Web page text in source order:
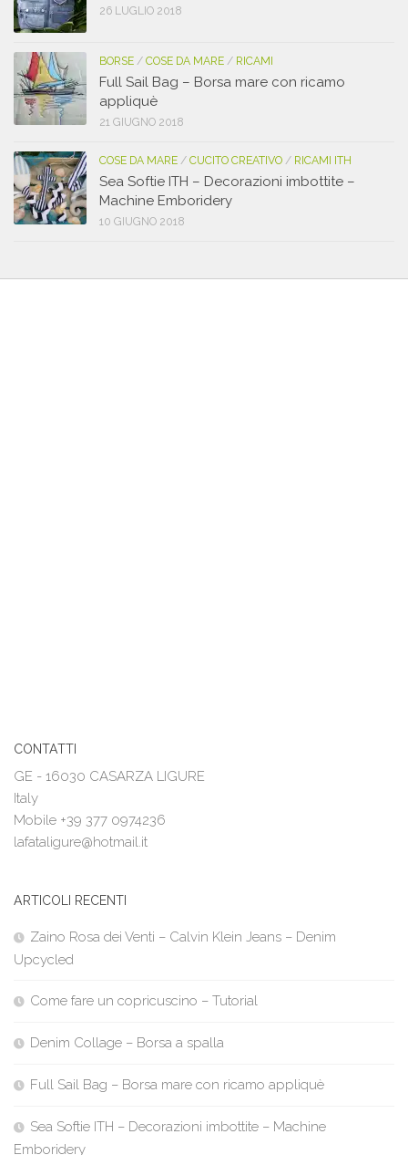
26 LUGLIO 2018
BORSE / COSE DA MARE / RICAMI
Full Sail Bag – Borsa mare con ricamo
appliquè
21 GIUGNO 2018
COSE DA MARE / CUCITO CREATIVO / RICAMI ITH
Sea Softie ITH – Decorazioni imbottite –
Machine Emboridery
10 GIUGNO 2018
CONTATTI
GE - 16030 CASARZA LIGURE
Italy
Mobile +39 377 0974236
lafataligure@hotmail.it
ARTICOLI RECENTI
Zaino Rosa dei Venti – Calvin Klein Jeans – Denim
Upcycled
Come fare un copricuscino – Tutorial
Denim Collage – Borsa a spalla
Full Sail Bag – Borsa mare con ricamo appliquè
Sea Softie ITH – Decorazioni imbottite – Machine
Emboridery